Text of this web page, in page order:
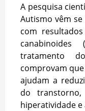
A pesquisa
Autismo vêm
com
tratamento
comprovam
ajudam a
do
hiperatividade e